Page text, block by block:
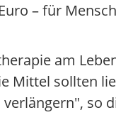
– für
am
Mittel sollten
so